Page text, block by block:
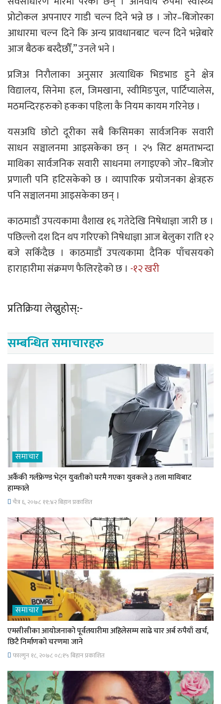
प्रोटोकल अपनाएर गाडी चल्न दिने भन्ने छ । जोर–बिजोरका
आधारमा चल्न दिने कि अन्य प्रावधानबाट चल्न दिने भन्नेबारे
आज बैठक बस्दैछौँ,” उनले भने ।
प्रजिअ निरौलाका अनुसार अत्याधिक भिडभाड हुने क्षेत्र
विद्यालय, सिनेमा हल, जिमखाना, स्वीमिङपुल, पार्टिप्यालेस,
मठमन्दिरहरुको हकका पहिला कै नियम कायम गरिनेछ ।
यसअघि छोटो दूरीका सबै किसिमका सार्वजनिक सवारी
साधन सञ्चालनमा आइसकेका छन् । २५ सिट क्षमताभन्दा
माथिका सार्वजनिक सवारी साधनमा लगाइएको जोर–बिजोर
प्रणाली पनि हटिसकेको छ । व्यापारिक प्रयोजनका क्षेत्रहरु
पनि सञ्चालनमा आइसकेका छन् ।
काठमाडौं उपत्यकामा वैशाख १६ गतेदेखि निषेधाज्ञा जारी छ ।
पछिल्लो दश दिन थप गरिएको निषेधाज्ञा आज बेलुका राति १२
बजे सकिँदैछ । काठमाडौं उपत्यकामा दैनिक पाँचसयको
हाराहारीमा संक्रमण फैलिरहेको छ । -१२ खरी
प्रतिक्रिया लेख्नुहोस्:-
सम्बन्धित समाचारहरु
समाचार
अर्कैकी गर्लफ्रेण्ड भेट्न युवतीको घरमै गएका युवकले ३ तला माथिबाट
हाम्फाले
चैत्र ६, २०७८ ११;४२ बिहान प्रकाशित
समाचार
एमसीसीका आयोजनाको पूर्वतयारीमा अहिलेसम्म साढे चार अर्ब रुपैयाँ खर्च,
छिटै निर्माणको चरणमा जाने
फाल्गुन १८, २०७८ ०८;१५ बिहान प्रकाशित